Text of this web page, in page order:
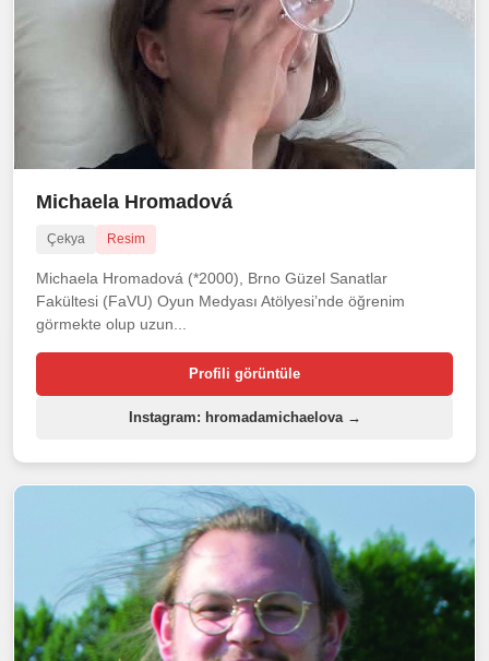
Michaela Hromadová
Çekya Resim
Michaela Hromadová (*2000), Brno Güzel Sanatlar
Fakültesi (FaVU) Oyun Medyası Atölyesi’nde öğrenim
görmekte olup uzun...
Profili görüntüle
Instagram: hromadamichaelova →